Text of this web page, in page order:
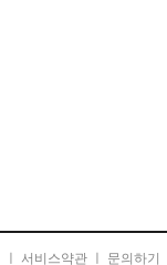
서비스약관 문의하기